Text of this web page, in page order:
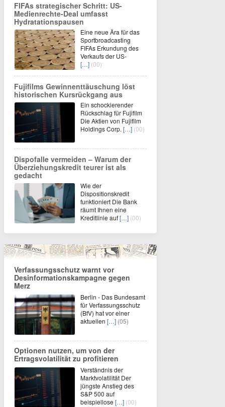
FIFAs strategischer Schritt: US-
Medienrechte-Deal umfasst
Hydratationspausen
Eine neue Ära für das
Sportbroadcasting
FIFAs Erkundung des
Verkaufs der US-
[…] (00)
Fujifilms Gewinnenttäuschung löst
historischen Kursrückgang aus
Ein schockierender
Rückschlag für Fujifilm
Die Aktien von Fujifilm
Holdings Corp. […] (00)
Dispofalle vermeiden – Warum der
Überziehungskredit teurer ist als
gedacht
Wie der
Dispositionskredit
funktioniert Die Bank
räumt Ihnen eine
Kreditlinie auf[…] (00)
Verfassungsschutz warnt vor
Desinformationskampagne gegen
Merz
Berlin - Das Bundesamt
für Verfassungsschutz
(BfV) hat vor einer
aktuellen […] (05)
Optionen nutzen, um von der
Ertragsvolatilität zu profitieren
Verständnis der
Marktvolatilität Der
jüngste Anstieg des
S&P 500 auf
beispiellose […] (00)